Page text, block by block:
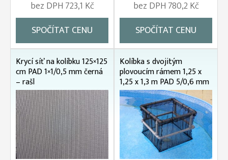
bez DPH 723,1 Kč
SPOČÍTAT CENU
bez DPH 780,2 Kč
SPOČÍTAT CENU
Krycí síť na kolíbku 125×125
cm PAD 1×1/0,5 mm černá
– rašl
Kolíbka s dvojitým
plovoucím rámem 1,25 x
1,25 x 1,3 m PAD 5/0,6 mm